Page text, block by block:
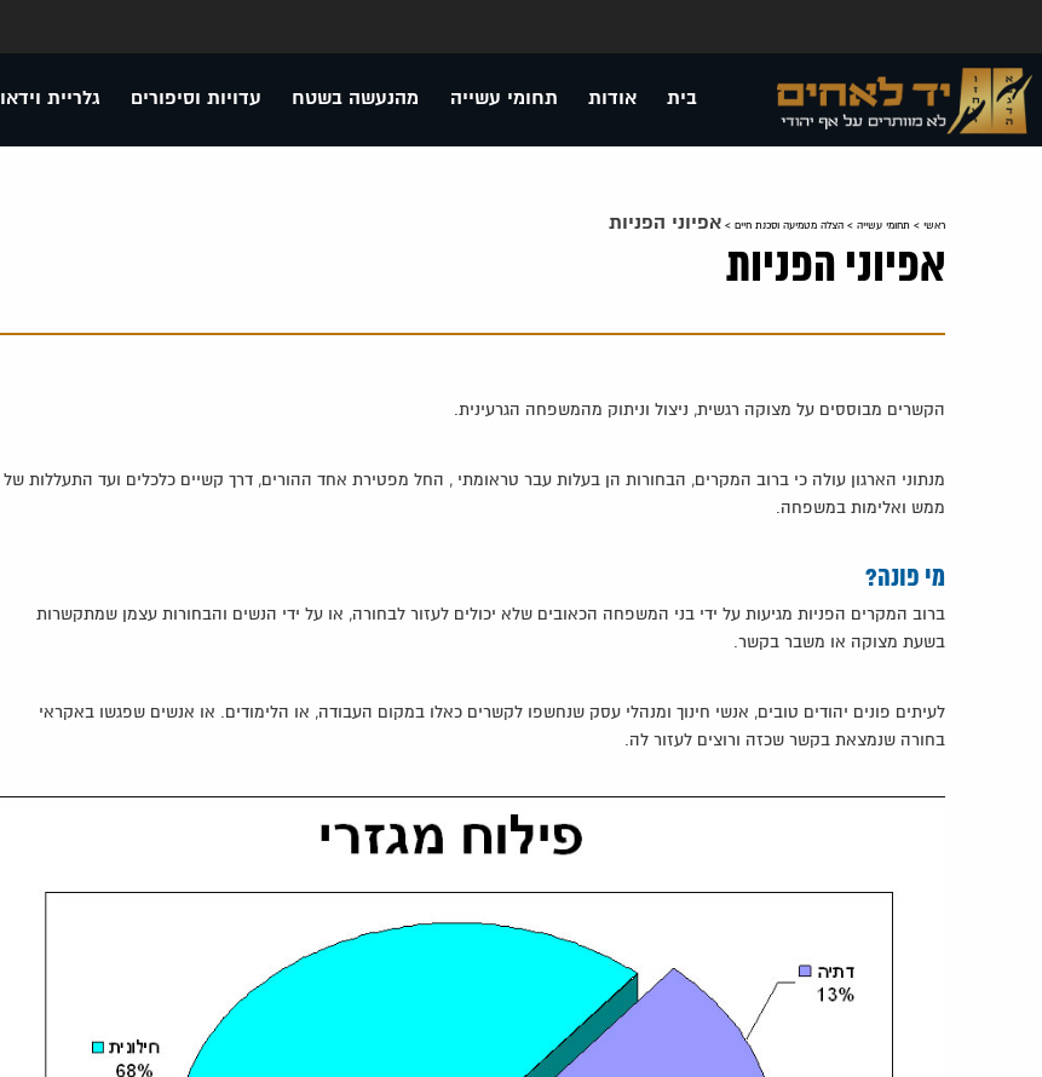
בית אודות תחומי עשייה מהנעשה בשטח עדויות וסיפורים גלריית וידאו
ראשי > תחומי עשייה >הצלה מטמיעה וסכנת חיים >אפיוני הפניות
אפיוני הפניות
הקשרים מבוססים על מצוקה רגשית, ניצול וניתוק מהמשפחה הגרעינית.
מנתוני הארגון עולה כי ברוב המקרים, הבחורות הן בעלות עבר טראומתי , החל מפטירת אחד ההורים, דרך קשיים כלכלים ועד התעללות של
ממש ואלימות במשפחה.
מי פונה?
ברוב המקרים הפניות מגיעות על ידי בני המשפחה הכאובים שלא יכולים לעזור לבחורה, או על ידי הנשים והבחורות עצמן שמתקשרות
בשעת מצוקה או משבר בקשר.
לעיתים פונים יהודים טובים, אנשי חינוך ומנהלי עסק שנחשפו לקשרים כאלו במקום העבודה, או הלימודים. או אנשים שפגשו באקראי
בחורה שנמצאת בקשר שכזה ורוצים לעזור לה.